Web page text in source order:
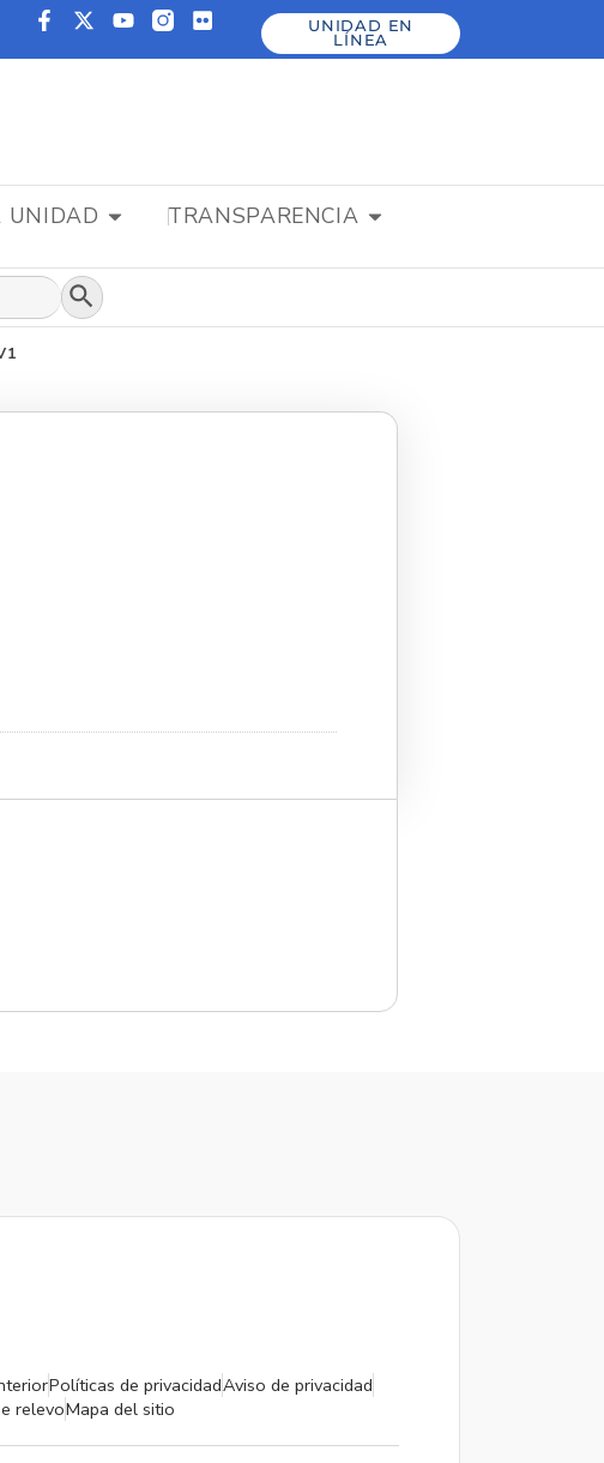
UNIDAD EN
LÍNEA
UNIDAD TRANSPARENCIA
Botón de búsqueda
Políticas de privacidadAviso de privacidad
relevoMapa del sitio